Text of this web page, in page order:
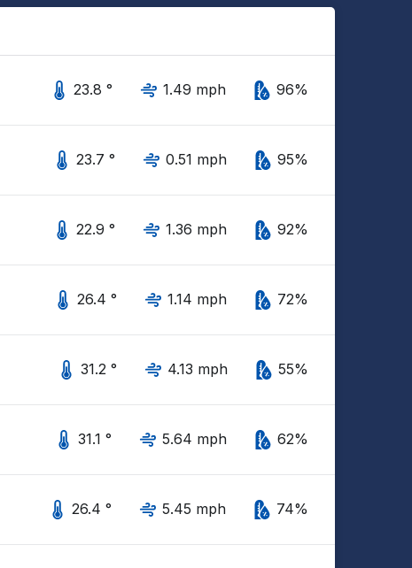
23.8 ° 1.49 mph 96%
23.7 ° 0.51 mph 95%
22.9 ° 1.36 mph 92%
26.4 ° 1.14 mph 72%
31.2 ° 4.13 mph 55%
31.1 ° 5.64 mph 62%
26.4 ° 5.45 mph 74%